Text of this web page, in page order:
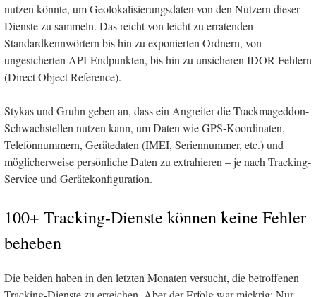
nutzen könnte, um Geolokalisierungsdaten von den Nutzern dieser
Dienste zu sammeln. Das reicht von leicht zu erratenden
Standardkennwörtern bis hin zu exponierten Ordnern, von
ungesicherten API-Endpunkten, bis hin zu unsicheren IDOR-Fehlern
(Direct Object Reference).
Stykas und Gruhn geben an, dass ein Angreifer die Trackmageddon-
Schwachstellen nutzen kann, um Daten wie GPS-Koordinaten,
Telefonnummern, Gerätedaten (IMEI, Seriennummer, etc.) und
möglicherweise persönliche Daten zu extrahieren – je nach Tracking-
Service und Gerätekonfiguration.
100+ Tracking-Dienste können keine Fehler
beheben
Die beiden haben in den letzten Monaten versucht, die betroffenen